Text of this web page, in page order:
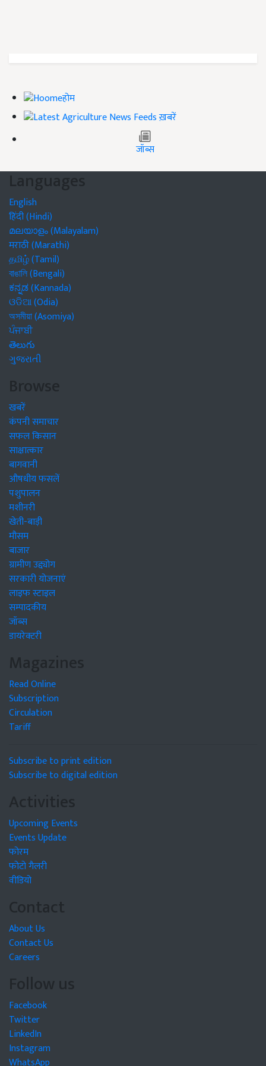
होम
ख़बरें
जॉब्स
Languages
English
हिंदी (Hindi)
മലയാളം (Malayalam)
मराठी (Marathi)
தமிழ் (Tamil)
বাঙালি (Bengali)
ಕನ್ನಡ (Kannada)
ଓଡିଆ (Odia)
অসমীয়া (Asomiya)
ਪੰਜਾਬੀ
తెలుగు
ગુજરાતી
Browse
खबरें
कंपनी समाचार
सफल किसान
साक्षात्कार
बागवानी
औषधीय फसलें
पशुपालन
मशीनरी
खेती-बाड़ी
मौसम
बाजार
ग्रामीण उद्द्योग
सरकारी योजनाएं
लाइफ स्टाइल
सम्पादकीय
जॉब्स
डायरेक्टरी
Magazines
Read Online
Subscription
Circulation
Tariff
Subscribe to print edition
Subscribe to digital edition
Activities
Upcoming Events
Events Update
फोरम
फोटो गैलरी
वीडियो
Contact
About Us
Contact Us
Careers
Follow us
Facebook
Twitter
LinkedIn
Instagram
WhatsApp